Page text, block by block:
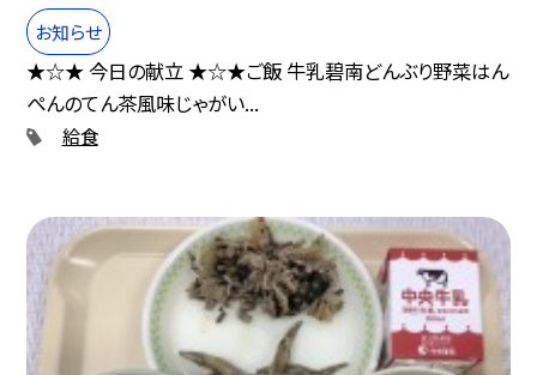
お知らせ
★☆★ 今日の献立 ★☆★ご飯 牛乳碧南どんぶり野菜はん
ぺんのてん茶風味じゃがい...
給食